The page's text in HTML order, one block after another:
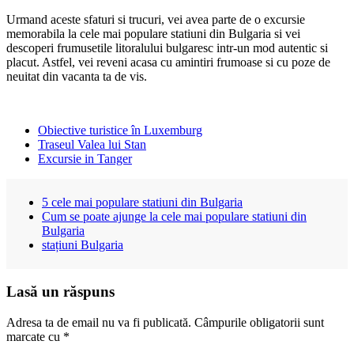
Urmand aceste sfaturi si trucuri, vei avea parte de o excursie
memorabila la cele mai populare statiuni din Bulgaria si vei
descoperi frumusetile litoralului bulgaresc intr-un mod autentic si
placut. Astfel, vei reveni acasa cu amintiri frumoase si cu poze de
neuitat din vacanta ta de vis.
Obiective turistice în Luxemburg
Traseul Valea lui Stan
Excursie in Tanger
5 cele mai populare statiuni din Bulgaria
Cum se poate ajunge la cele mai populare statiuni din
Bulgaria
stațiuni Bulgaria
Lasă un răspuns
Adresa ta de email nu va fi publicată. Câmpurile obligatorii sunt
marcate cu *